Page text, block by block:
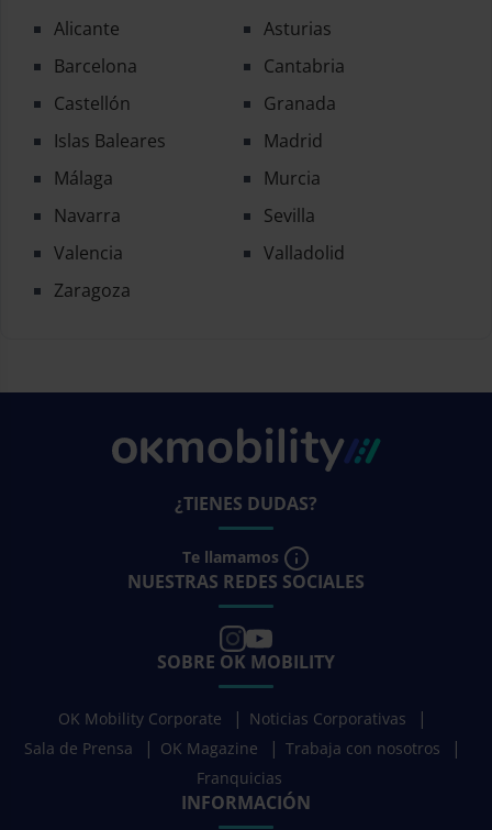
Alicante
Asturias
Barcelona
Cantabria
Castellón
Granada
Islas Baleares
Madrid
Málaga
Murcia
Navarra
Sevilla
Valencia
Valladolid
Zaragoza
¿TIENES DUDAS?
Te llamamos
NUESTRAS REDES SOCIALES
SOBRE OK MOBILITY
OK Mobility Corporate
Noticias Corporativas
Sala de Prensa
OK Magazine
Trabaja con nosotros
Franquicias
INFORMACIÓN